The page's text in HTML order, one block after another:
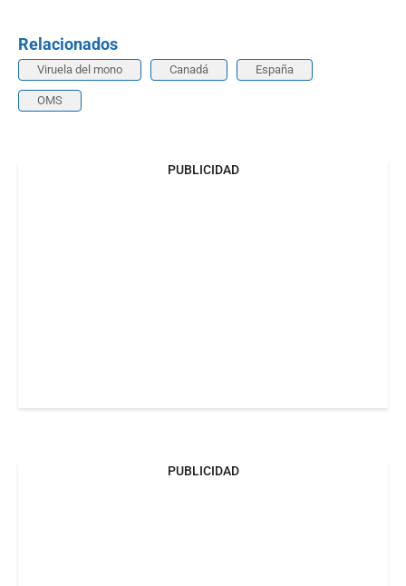
Relacionados
Viruela del mono Canadá España
OMS
PUBLICIDAD
PUBLICIDAD